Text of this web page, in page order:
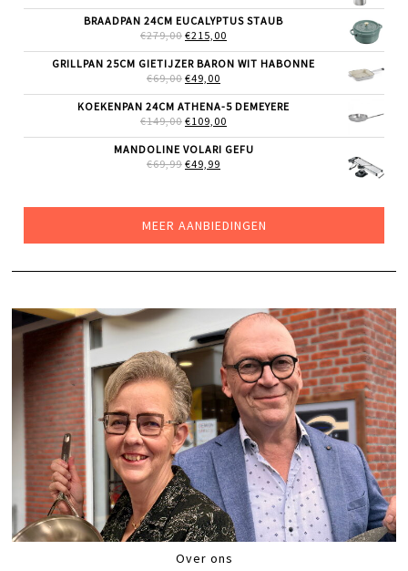
WAS:
€62,99.
IS:
€32,99.
BRAADPAN 24CM EUCALYPTUS STAUB
€279,00 OORSPRONKELIJKE
WAS:
€279,00.
€215,00
IS:
GRILLPAN 25CM GIETIJZER BARON WIT HABONNE
€69,00 OORSPRONKELIJKE
WAS:
€69,00.
€49,00
IS:
€49,00.
KOEKENPAN 24CM ATHENA-5 DEMEYERE
€149,00 OORSPRONKELIJKE
WAS:
€149,00.
€109,00
IS:
MANDOLINE VOLARI GEFU
€69,99 OORSPRONKELIJKE
€49,99
MEER AANBIEDINGEN
Over ons